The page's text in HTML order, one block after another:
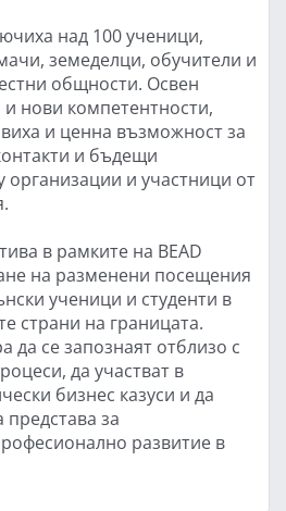
над 100 ученици,
земеделци, обучители и
общности. Освен
нови компетентности,
и ценна възможност за
и бъдещи
организации и участници от
в рамките на BEAD
на разменени посещения
ученици и студенти в
страни на границата.
да се запознаят отблизо с
да участват в
бизнес казуси и да
за
развитие в